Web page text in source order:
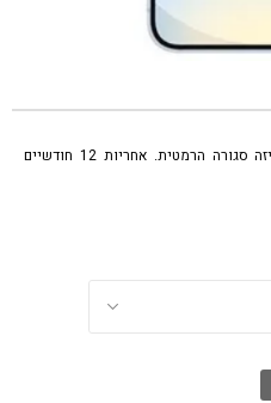
זמין במלאי לרכישה מיידית!יסופק באריזה סגורה הרמטית. אחריות 12 חודשיים